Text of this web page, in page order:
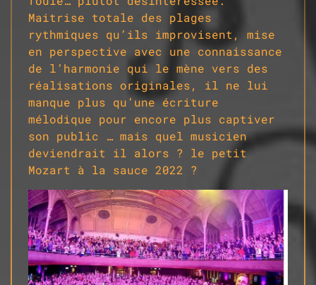
Maitrise totale des plages
rythmiques qu’ils improvisent, mise
en perspective avec une connaissance
de l’harmonie qui le mène vers des
réalisations originales, il ne lui
manque plus qu’une écriture
mélodique pour encore plus captiver
son public … mais quel musicien
deviendrait il alors ? le petit
Mozart à la sauce 2022 ?